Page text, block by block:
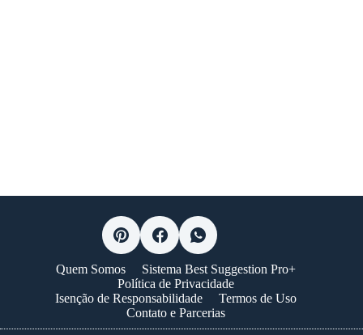
Quem Somos
Sistema Best Suggestion Pro+
Política de Privacidade
Isenção de Responsabilidade
Termos de Uso
Contato e Parcerias